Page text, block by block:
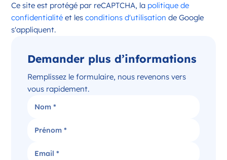
Candidater
Opportunité d’ouverture à Issoudun
Issoudun Centre-Val de Loire
France
Référence
Plus d'infos
Candidater
Ce site est protégé par reCAPTCHA, la politique de
confidentialité et les conditions d'utilisation de Google
s'appliquent.
Demander plus d’informations
Remplissez le formulaire, nous revenons vers
vous rapidement.